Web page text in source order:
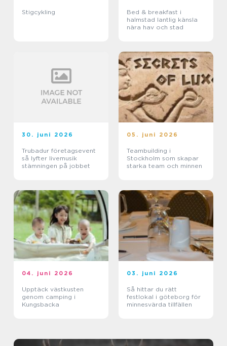
Stigcykling
Bed & breakfast i
halmstad lantlig känsla
nära hav och stad
30. juni 2026
Trubadur företagsevent
så lyfter livemusik
stämningen på jobbet
05. juni 2026
Teambuilding i
Stockholm som skapar
starka team och minnen
04. juni 2026
Upptäck västkusten
genom camping i
Kungsbacka
03. juni 2026
Så hittar du rätt
festlokal i göteborg för
minnesvärda tillfällen